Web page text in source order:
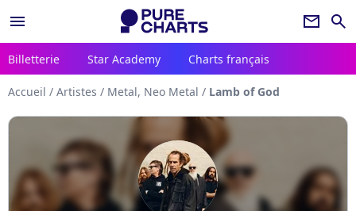
menu newsletter search
Billetterie Star Academy Charts français
Accueil / Artistes / Metal, Neo Metal / Lamb of God